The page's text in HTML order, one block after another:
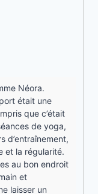
Néora.
était une
que c’était
de yoga,
d’entraînement,
et la régularité.
au bon endroit
et
laisser un